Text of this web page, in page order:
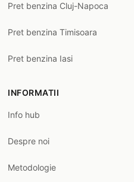
Pret benzina Cluj-Napoca
Pret benzina Timisoara
Pret benzina Iasi
INFORMATII
Info hub
Despre noi
Metodologie